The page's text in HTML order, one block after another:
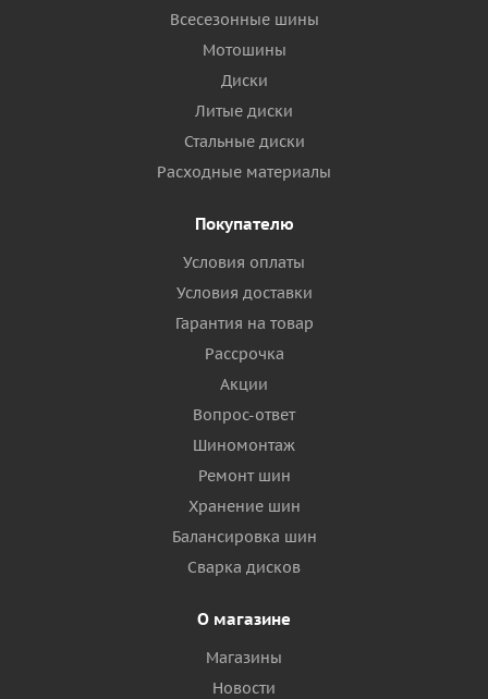
Всесезонные шины
Мотошины
Диски
Литые диски
Стальные диски
Расходные материалы
Покупателю
Условия оплаты
Условия доставки
Гарантия на товар
Рассрочка
Акции
Вопрос-ответ
Шиномонтаж
Ремонт шин
Хранение шин
Балансировка шин
Сварка дисков
О магазине
Магазины
Новости